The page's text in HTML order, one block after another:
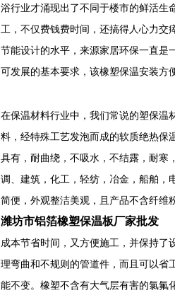
浴行业才涌现出了不同于楼市的鲜活生
工，不仅费钱费时间，还搞得人心力交
节能设计的水平，来源家居环保一直是
可发展的基本要求，该橡塑保温安装方
在保温材料行业中，我们常说的塑保温
料，经特殊工艺发泡而成的软质绝热保
具有，耐曲绕，不吸水，不结露，耐寒
调、建筑，化工，轻纺，冶金，船舶，
简便，外观整洁美观，且产品不含纤维
潍坊市铝箔橡塑保温板厂家批发
成本节省时间，又方便施工，并保持了
理弯曲和不规则的管道件，而且可以省
能不变。橡塑不含有大气层有害的氯氟